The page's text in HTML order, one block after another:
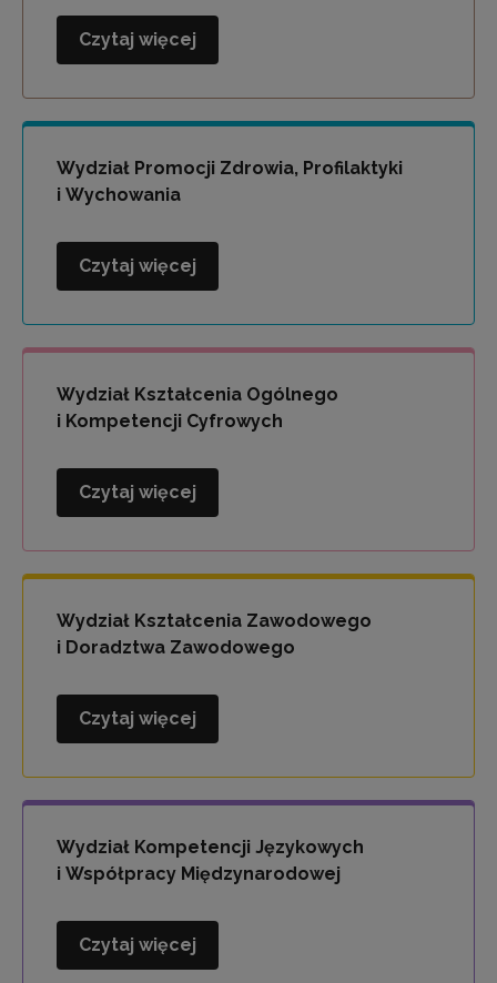
Wydział
Włączającej
Czytaj więcej
Wydział Promocji Zdrowia, Profilaktyki
i Wychowania
Wydział
Zdrowia,
Profilaktyki
Wychowania
Czytaj więcej
Wydział Kształcenia Ogólnego
i Kompetencji Cyfrowych
Wydział
Ogólnego
i
Cyfrowych
Czytaj więcej
Wydział Kształcenia Zawodowego
i Doradztwa Zawodowego
Wydział
Zawodowego
i
Zawodowego
Czytaj więcej
Wydział Kompetencji Językowych
i Współpracy Międzynarodowej
Wydział
Czytaj więcej